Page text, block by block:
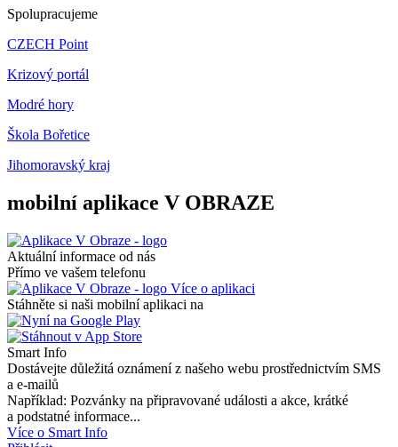
Spolupracujeme
CZECH Point
Krizový portál
Modré hory
Škola Bořetice
Jihomoravský kraj
mobilní aplikace V OBRAZE
Aktuální informace od nás
Přímo ve vašem telefonu
Více o aplikaci
Stáhněte si naši mobilní aplikaci na
Smart Info
Dostávejte důležitá oznámení z našeho webu prostřednictvím SMS
a e-mailů
Například: Pozvánky na připravované události a akce, krátké
a podstatné informace...
Více o Smart Info